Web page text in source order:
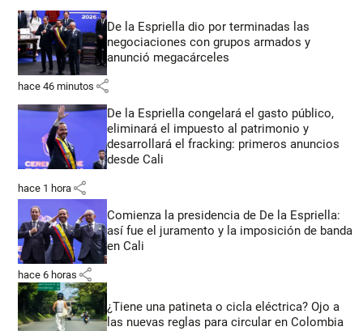
De la Espriella dio por terminadas las
negociaciones con grupos armados y
anunció megacárceles
hace 46 minutos share
De la Espriella congelará el gasto público,
eliminará el impuesto al patrimonio y
desarrollará el fracking: primeros anuncios
desde Cali
hace 1 hora share
Comienza la presidencia de De la Espriella:
así fue el juramento y la imposición de banda
en Cali
hace 6 horas share
¿Tiene una patineta o cicla eléctrica? Ojo a
las nuevas reglas para circular en Colombia